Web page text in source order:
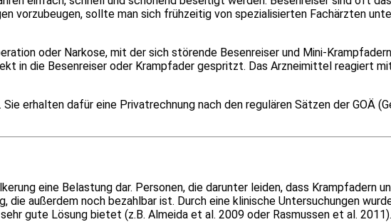
vorzubeugen, sollte man sich frühzeitig von spezialisierten Fachärzten
oder Narkose, mit der sich störende Besenreiser und Mini-
in die Besenreiser oder Krampfader gespritzt. Das Arzneimittel reagiert
erhalten dafür eine Privatrechnung nach den regulären Sätzen der GOÄ
eine Belastung dar. Personen, die darunter leiden, dass Krampfadern
außerdem noch bezahlbar ist. Durch eine klinische Untersuchungen
gute Lösung bietet (z.B. Almeida et al. 2009 oder Rasmussen et al. 2011).